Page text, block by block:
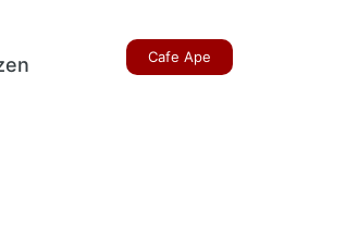
Cafe Ape